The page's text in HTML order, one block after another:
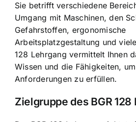
Sie betrifft verschiedene
Umgang mit Maschinen, den
Gefahrstoffen, ergonomische
Arbeitsplatzgestaltung und
128 Lehrgang vermittelt Ihnen
Wissen und die Fähigkeiten,
Anforderungen zu erfüllen.
Zielgruppe des BGR 128